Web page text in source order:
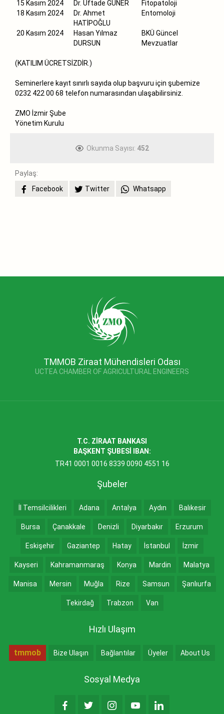
15 Kasım 2024
Dr. Üftade GÜNER
Fitopatoloji
18 Kasım 2024
Dr. Ahmet
HATİPOĞLU
Entomoloji
20 Kasım 2024
Hasan Yılmaz
DURSUN
BKÜ Güncel
Mevzuatlar
(KATILIM ÜCRETSİZDİR.)
Seminerlere kayıt sınırlı sayıda olup başvuru için şubemize
0232 422 00 68 telefon numarasından ulaşabilirsiniz.
ZMO İzmir Şube
Yönetim Kurulu
Okunma Sayısı: 452
Paylaş:
Facebook
Twitter Whatsapp
TMMOB Ziraat Mühendisleri Odası
UCTEA CHAMBER OF AGRICULTURAL ENGINEERS
T.C. ZİRAAT BANKASI
BAŞKENT ŞUBESİ IBAN:
TR41 0001 0016 8339 0090 4551 16
Şubeler
İl Temsilcilikleri Adana Antalya Aydın Balıkesir
Bursa Çanakkale Denizli Diyarbakır Erzurum
Eskişehir Gaziantep Hatay İstanbul İzmir
Kayseri Kahramanmaraş Konya Mardin Malatya
Manisa Mersin Muğla Rize Samsun Şanlıurfa
Tekirdağ Trabzon Van
Hızlı Ulaşım
tmmob Bize Ulaşın Bağlantılar Üyeler About Us
Sosyal Medya